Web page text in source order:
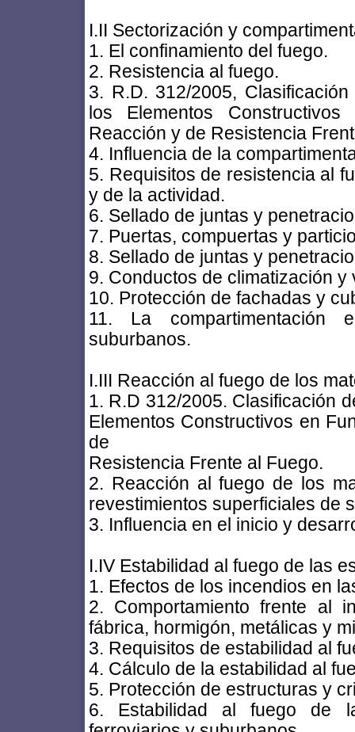
I.II Sectorización y
1. El confinamiento del fuego.
2. Resistencia al fuego.
3. R.D. 312/2005,
los Elementos
Reacción y de Resistencia
4. Influencia de la
5. Requisitos de resistencia al
y de la actividad.
6. Sellado de juntas y
7. Puertas, compuertas y
8. Sellado de juntas y
9. Conductos de climatización y
10. Protección de fachadas y
11. La compartimentación
suburbanos.
I.III Reacción al fuego de los
1. R.D 312/2005. Clasificación
Elementos Constructivos en
de
Resistencia Frente al Fuego.
2. Reacción al fuego de los
revestimientos superficiales de
3. Influencia en el inicio y
I.IV Estabilidad al fuego de las
1. Efectos de los incendios en
2. Comportamiento frente al
fábrica, hormigón, metálicas y
3. Requisitos de estabilidad al
4. Cálculo de la estabilidad al
5. Protección de estructuras y
6. Estabilidad al fuego de